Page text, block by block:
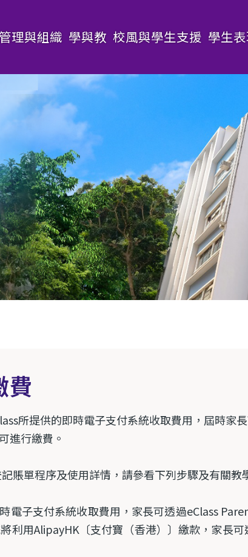
管理與組織 學與教 校風與學生支援 學生
費
所提供的即時電子支付系統收取費用，屆時家
進行繳費。
賬單程序及使用詳情，請參看下列步驟及有關教
電子支付系統收取費用，家長可透過eClass
利用AlipayHK 〔支付寶（香港）〕繳款，家長